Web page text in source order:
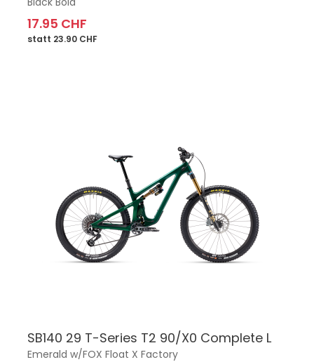
17.95 CHF
statt 23.90 CHF
SB140 29 T-Series T2 90/X0 Complete L
Emerald w/FOX Float X Factory